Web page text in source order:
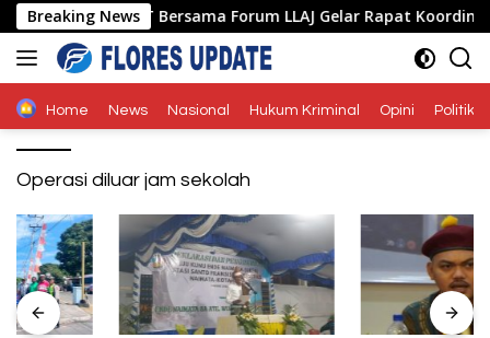
Langsung
ke
konten
Breaking News
Polda NTT Bersama Forum LLAJ Gelar Rapat Koordinasi
Home News Nasional Hukum Kriminal Opini Politik
Operasi diluar jam sekolah